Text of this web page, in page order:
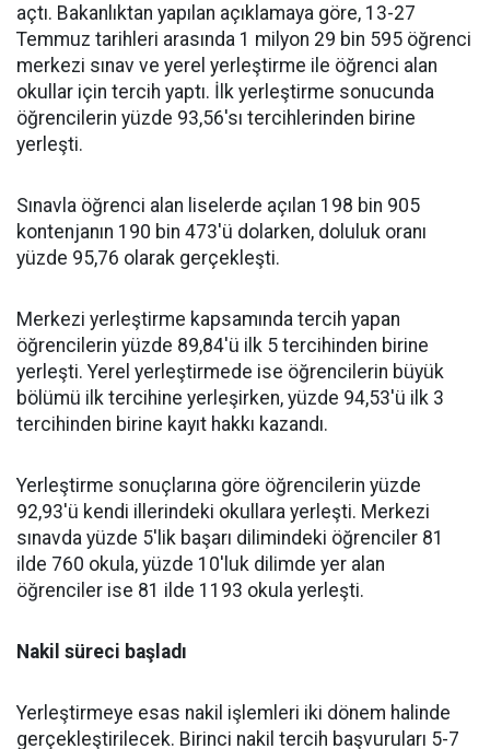
açtı. Bakanlıktan yapılan açıklamaya göre, 13-27
Temmuz tarihleri arasında 1 milyon 29 bin 595 öğrenci
merkezi sınav ve yerel yerleştirme ile öğrenci alan
okullar için tercih yaptı. İlk yerleştirme sonucunda
öğrencilerin yüzde 93,56'sı tercihlerinden birine
yerleşti.
Sınavla öğrenci alan liselerde açılan 198 bin 905
kontenjanın 190 bin 473'ü dolarken, doluluk oranı
yüzde 95,76 olarak gerçekleşti.
Merkezi yerleştirme kapsamında tercih yapan
öğrencilerin yüzde 89,84'ü ilk 5 tercihinden birine
yerleşti. Yerel yerleştirmede ise öğrencilerin büyük
bölümü ilk tercihine yerleşirken, yüzde 94,53'ü ilk 3
tercihinden birine kayıt hakkı kazandı.
Yerleştirme sonuçlarına göre öğrencilerin yüzde
92,93'ü kendi illerindeki okullara yerleşti. Merkezi
sınavda yüzde 5'lik başarı dilimindeki öğrenciler 81
ilde 760 okula, yüzde 10'luk dilimde yer alan
öğrenciler ise 81 ilde 1193 okula yerleşti.
Nakil süreci başladı
Yerleştirmeye esas nakil işlemleri iki dönem halinde
gerçekleştirilecek. Birinci nakil tercih başvuruları 5-7